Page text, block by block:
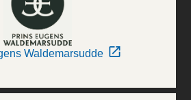
Waldemarsudde